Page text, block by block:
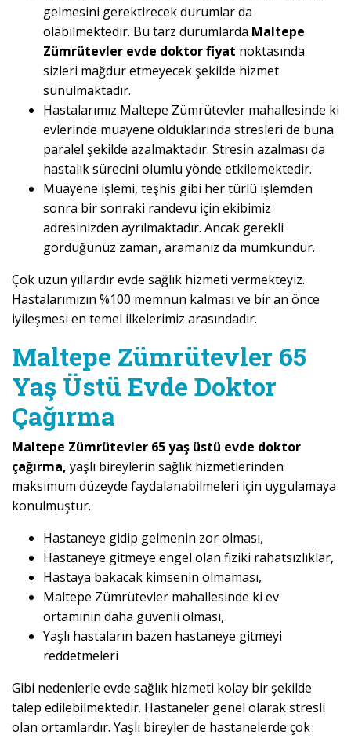
gelmesini gerektirecek durumlar da
olabilmektedir. Bu tarz durumlarda Maltepe
Zümrütevler evde doktor fiyat noktasında
sizleri mağdur etmeyecek şekilde hizmet
sunulmaktadır.
Hastalarımız Maltepe Zümrütevler mahallesinde ki
evlerinde muayene olduklarında stresleri de buna
paralel şekilde azalmaktadır. Stresin azalması da
hastalık sürecini olumlu yönde etkilemektedir.
Muayene işlemi, teşhis gibi her türlü işlemden
sonra bir sonraki randevu için ekibimiz
adresinizden ayrılmaktadır. Ancak gerekli
gördüğünüz zaman, aramanız da mümkündür.
Çok uzun yıllardır evde sağlık hizmeti vermekteyiz.
Hastalarımızın %100 memnun kalması ve bir an önce
iyileşmesi en temel ilkelerimiz arasındadır.
Maltepe Zümrütevler 65
Yaş Üstü Evde Doktor
Çağırma
Maltepe Zümrütevler 65 yaş üstü evde doktor
çağırma, yaşlı bireylerin sağlık hizmetlerinden
maksimum düzeyde faydalanabilmeleri için uygulamaya
konulmuştur.
Hastaneye gidip gelmenin zor olması,
Hastaneye gitmeye engel olan fiziki rahatsızlıklar,
Hastaya bakacak kimsenin olmaması,
Maltepe Zümrütevler mahallesinde ki ev
ortamının daha güvenli olması,
Yaşlı hastaların bazen hastaneye gitmeyi
reddetmeleri
Gibi nedenlerle evde sağlık hizmeti kolay bir şekilde
talep edilebilmektedir. Hastaneler genel olarak stresli
olan ortamlardır. Yaşlı bireyler de hastanelerde çok